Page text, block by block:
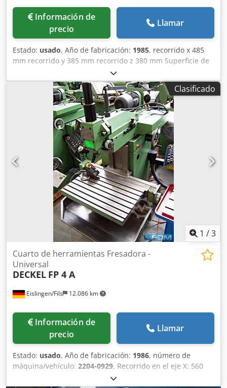
Información de
precio
Llamar
Estado: usado, Año de fabricación: 1985, recorrido x 485
mm recorrido y 385 mm recorrido z 380 mm Superficie de
sujeción de la mesa 800 x 460 mm Soporte de husillo SK 40
Unidad de control CONTOUR 1 Revoluciones del husillo 50
- 2500 rpm Velocidades de avance 10 - 1000 mm/min
Avance rápido 2 m/min Carga de la mesa 600 kg Carrera
de la caña 80 mm Potencia total necesaria 7,5 kW Peso de
la máquina aprox. 2,0 toneladas Dimensiones L x A x A 2,4
x 1,7 x 1,98 m Cabezal vertical con portaherramientas
hidráulico y caña extensible mesa fija, unidad de
refrigeración Dcedpetqqllsfx Aagek - Movimiento X/Y/Z
también posible mediante volantes
Clasificado
1 /3
Eislingen/Fils 12.086 km
Cuarto de herramientas Fresadora -
Universal
DECKEL FP 4 A
Información de
precio
Llamar
Estado: usado, Año de fabricación: 1986, número de
máquina/vehículo: 2204-0929, Recorrido en el eje X: 560
mm Recorrido en el eje Y: 500 mm Recorrido en el eje Z: